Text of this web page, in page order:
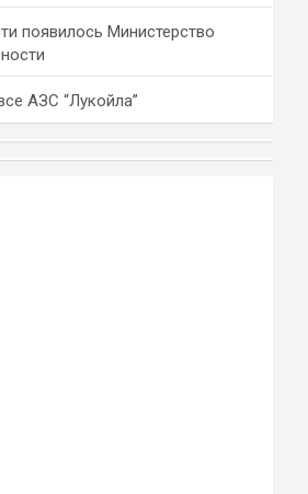
появилось Министерство
АЗС “Лукойла”